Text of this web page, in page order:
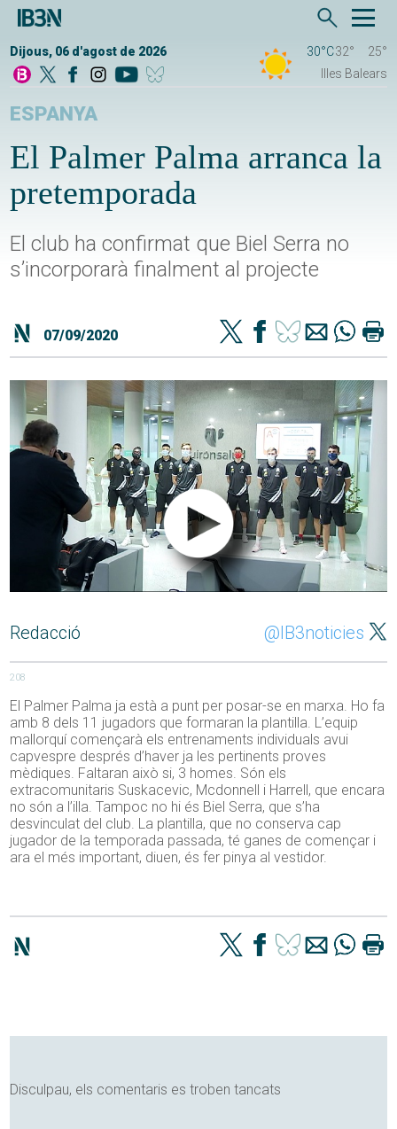
Dijous, 06 d'agost de 2026 30°C32°
25°
Illes Balears
ESPANYA
El Palmer Palma arranca la
pretemporada
El club ha confirmat que Biel Serra no
s’incorporarà finalment al projecte
07/09/2020
Redacció @IB3noticies
208
El Palmer Palma ja està a punt per posar-se en marxa. Ho fa
amb 8 dels 11 jugadors que formaran la plantilla. L’equip
mallorquí començarà els entrenaments individuals avui
capvespre després d’haver ja les pertinents proves
mèdiques. Faltaran això si, 3 homes. Són els
extracomunitaris Suskacevic, Mcdonnell i Harrell, que encara
no són a l’illa. Tampoc no hi és Biel Serra, que s’ha
desvinculat del club. La plantilla, que no conserva cap
jugador de la temporada passada, té ganes de començar i
ara el més important, diuen, és fer pinya al vestidor.
Disculpau, els comentaris es troben tancats